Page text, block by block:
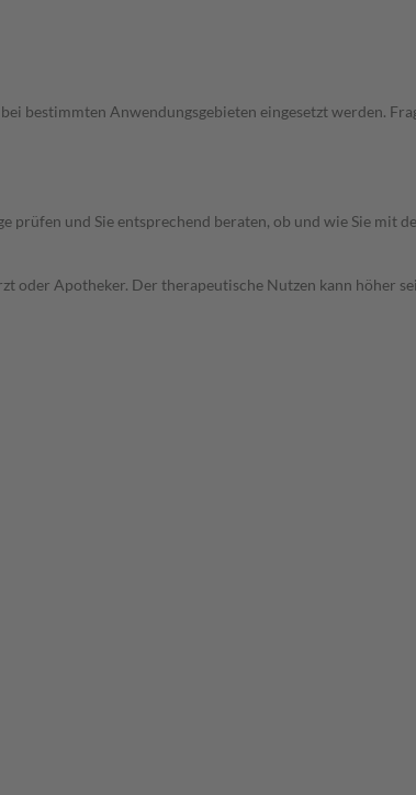
bestimmten Anwendungsgebieten eingesetzt werden.
und Sie entsprechend beraten, ob und wie Sie mit
Apotheker. Der therapeutische Nutzen kann höher